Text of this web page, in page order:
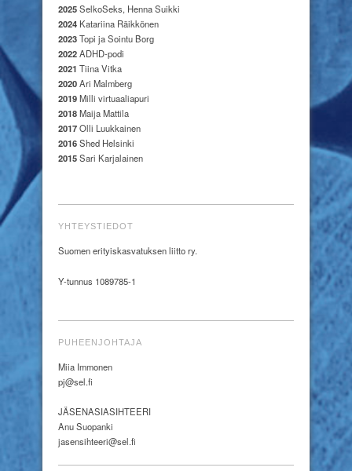
2025SelkoSeks, Henna Suikki
2024 Katariina Räikkönen
2023Topi ja Sointu Borg
2022ADHD-podi
2021 Tiina Vitka
2020Ari Malmberg
2019Milli virtuaaliapuri
2018Maija Mattila
2017Olli Luukkainen
2016Shed Helsinki
2015Sari Karjalainen
YHTEYSTIEDOT
Suomen erityiskasvatuksen liitto ry.
Y-tunnus 1089785-1
PUHEENJOHTAJA
Miia Immonen
pj@sel.fi
JÄSENASIASIHTEERI
Anu Suopanki
jasensihteeri@sel.fi